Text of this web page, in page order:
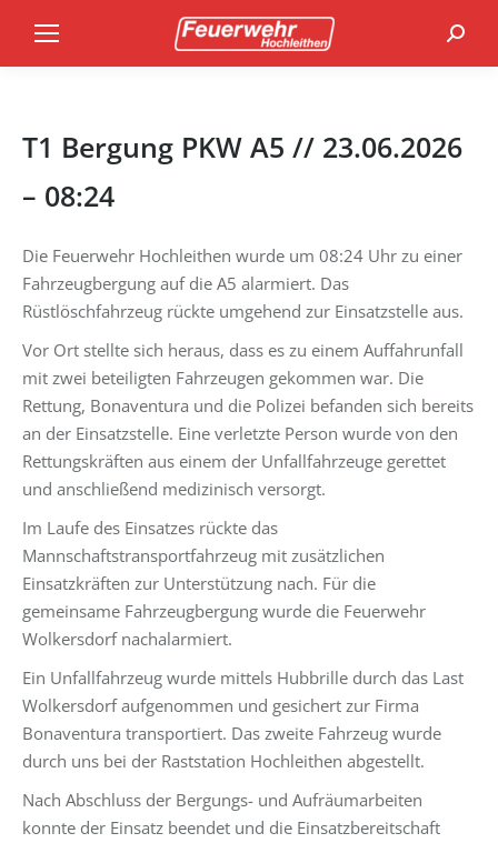
T1 Bergung PKW A5 // 23.06.2026
– 08:24
Die Feuerwehr Hochleithen wurde um 08:24 Uhr zu einer
Fahrzeugbergung auf die A5 alarmiert. Das
Rüstlöschfahrzeug rückte umgehend zur Einsatzstelle aus.
Vor Ort stellte sich heraus, dass es zu einem Auffahrunfall
mit zwei beteiligten Fahrzeugen gekommen war. Die
Rettung, Bonaventura und die Polizei befanden sich bereits
an der Einsatzstelle. Eine verletzte Person wurde von den
Rettungskräften aus einem der Unfallfahrzeuge gerettet
und anschließend medizinisch versorgt.
Im Laufe des Einsatzes rückte das
Mannschaftstransportfahrzeug mit zusätzlichen
Einsatzkräften zur Unterstützung nach. Für die
gemeinsame Fahrzeugbergung wurde die Feuerwehr
Wolkersdorf nachalarmiert.
Ein Unfallfahrzeug wurde mittels Hubbrille durch das Last
Wolkersdorf aufgenommen und gesichert zur Firma
Bonaventura transportiert. Das zweite Fahrzeug wurde
durch uns bei der Raststation Hochleithen abgestellt.
Nach Abschluss der Bergungs- und Aufräumarbeiten
konnte der Einsatz beendet und die Einsatzbereitschaft